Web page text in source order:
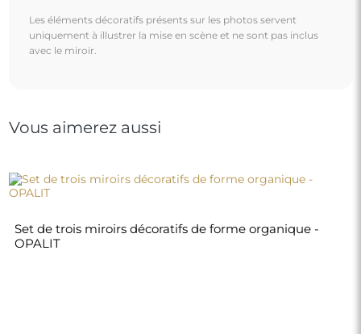
Les éléments décoratifs présents sur les photos servent
uniquement à illustrer la mise en scène et ne sont pas inclus
avec le miroir.
Vous aimerez aussi
Set de trois miroirs décoratifs de forme organique -
OPALIT